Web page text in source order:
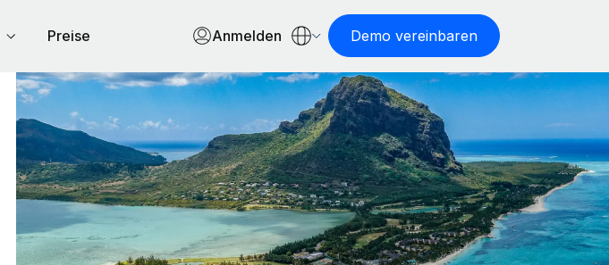
Preise Anmelden Demo vereinbaren